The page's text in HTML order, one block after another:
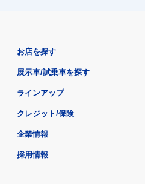
お店を探す
展示車/試乗車を探す
ラインアップ
クレジット/保険
企業情報
採用情報